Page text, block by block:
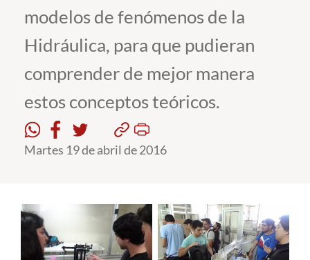
Pregrado
Postgrado
Formación Continua
Estudiantes
Académicos
English
modelos de fenómenos de la
Hidráulica, para que pudieran
comprender de mejor manera
estos conceptos teóricos.
Martes 19 de abril de 2016